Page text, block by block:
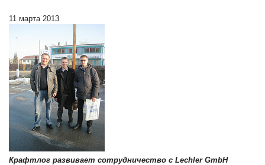
11 марта 2013
Крафтлог развивает сотрудничество с Lechler GmbH